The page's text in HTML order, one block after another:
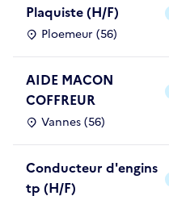
Plaquiste (H/F)
Ploemeur (56)
AIDE MACON
COFFREUR
Vannes (56)
Conducteur d'engins
tp (H/F)